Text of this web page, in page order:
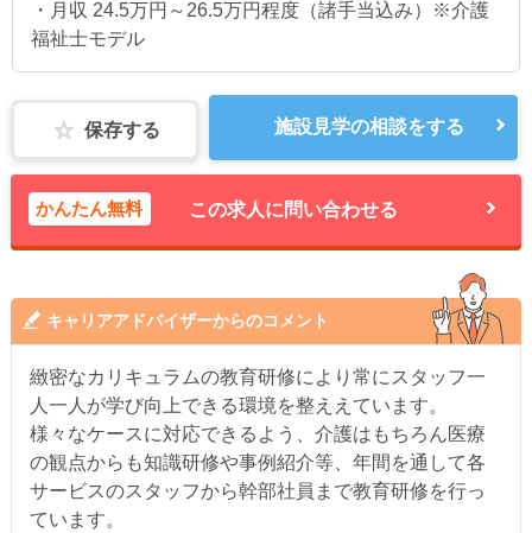
・月収 24.5万円～26.5万円程度（諸手当込み）※介護
福祉士モデル
保存する 施設見学の相談をする
かんたん無料 この求人に問い合わせる
キャリアアドバイザーからのコメント
緻密なカリキュラムの教育研修により常にスタッフ一
人一人が学び向上できる環境を整ええています。
様々なケースに対応できるよう、介護はもちろん医療
の観点からも知識研修や事例紹介等、年間を通して各
サービスのスタッフから幹部社員まで教育研修を行っ
ています。